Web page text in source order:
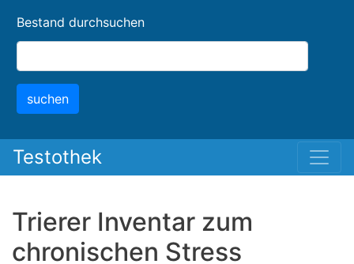
content
Bestand durchsuchen
suchen
Testothek
Trierer Inventar zum
chronischen Stress